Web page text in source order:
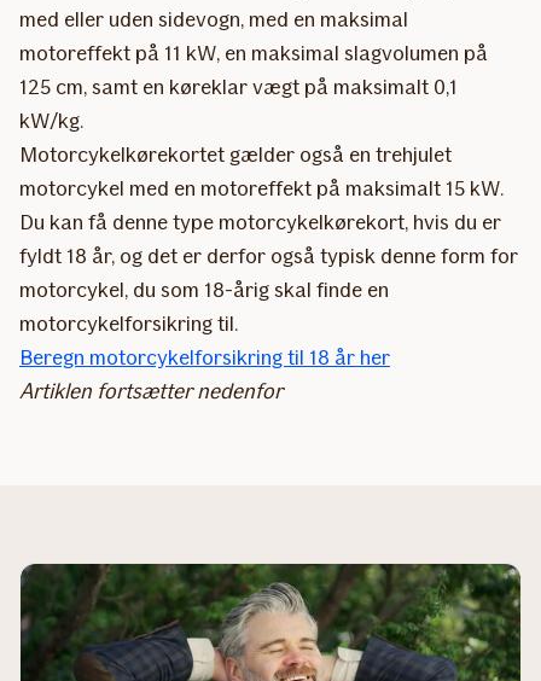
med eller uden sidevogn, med en maksimal
motoreffekt på 11 kW, en maksimal slagvolumen på
125 cm, samt en køreklar vægt på maksimalt 0,1
kW/kg.
Motorcykelkørekortet gælder også en trehjulet
motorcykel med en motoreffekt på maksimalt 15 kW.
Du kan få denne type motorcykelkørekort, hvis du er
fyldt 18 år, og det er derfor også typisk denne form for
motorcykel, du som 18-årig skal finde en
motorcykelforsikring til.
Beregn motorcykelforsikring til 18 år her
Artiklen fortsætter nedenfor